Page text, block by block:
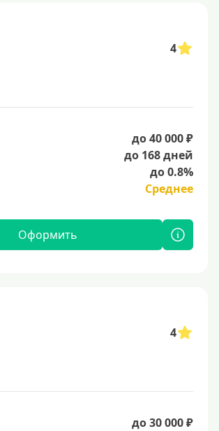
4
до 40 000 ₽
до 168 дней
до 0.8%
Среднее
Оформить
4
до 30 000 ₽